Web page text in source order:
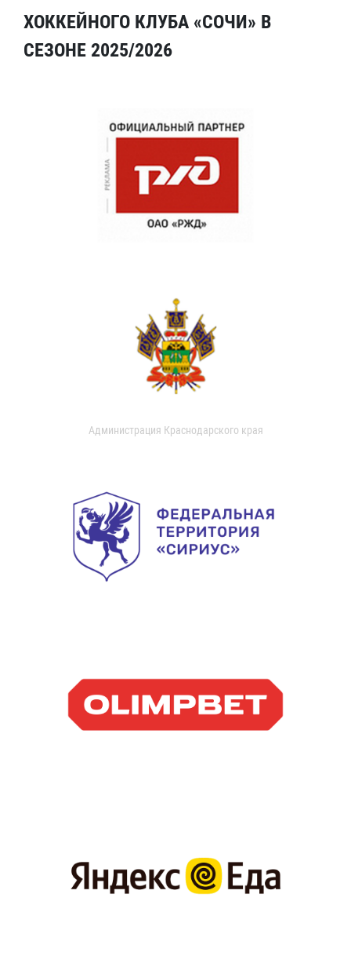
ХОККЕЙНОГО КЛУБА «СОЧИ» В
СЕЗОНЕ 2025/2026
Администрация Краснодарского края